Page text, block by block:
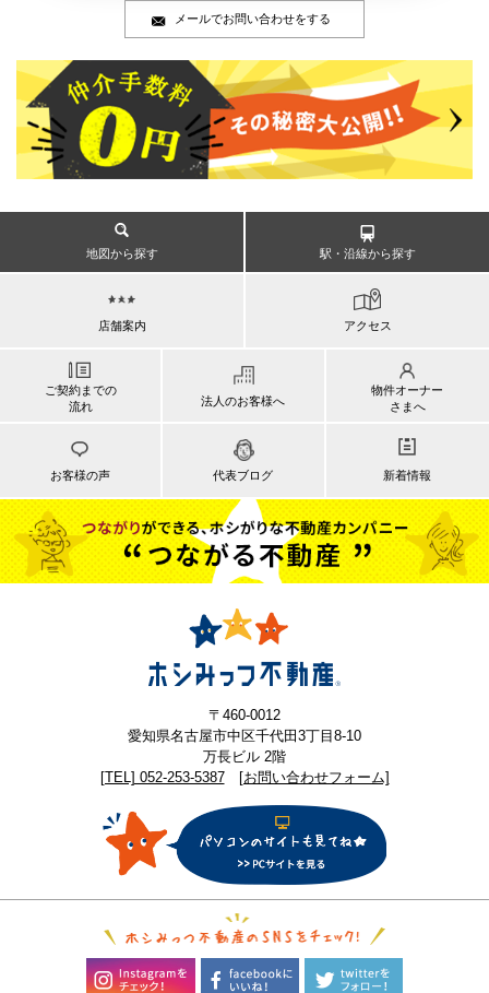
メールでお問い合わせをする
地図から探す 駅・沿線から探す
店舗案内 アクセス
ご契約までの
流れ
法人のお客様へ
物件オーナー
さまへ
お客様の声 代表ブログ 新着情報
〒460-0012
愛知県名古屋市中区千代田3丁目8-10
万長ビル 2階
[TEL] 052-253-5387
[お問い合わせフォーム]